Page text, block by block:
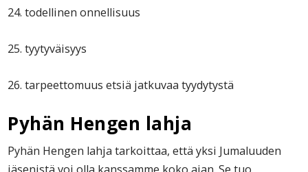
24. todellinen onnellisuus
25. tyytyväisyys
26. tarpeettomuus etsiä jatkuvaa tyydytystä
Pyhän Hengen lahja
Pyhän Hengen lahja tarkoittaa, että yksi Jumaluuden